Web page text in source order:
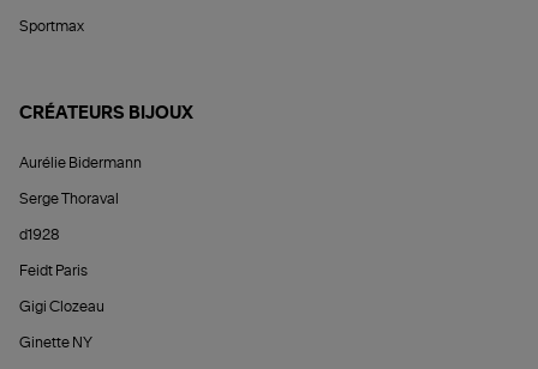
Sportmax
CRÉATEURS BIJOUX
Aurélie Bidermann
Serge Thoraval
d1928
Feidt Paris
Gigi Clozeau
Ginette NY